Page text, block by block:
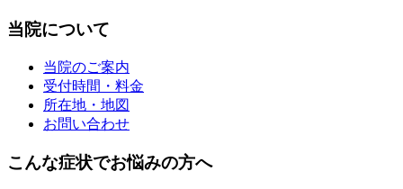
当院について
当院のご案内
受付時間・料金
所在地・地図
お問い合わせ
こんな症状でお悩みの方へ